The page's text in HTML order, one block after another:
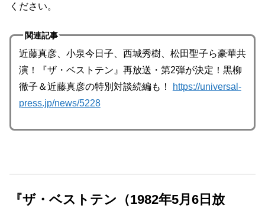
ください。
関連記事
近藤真彦、小泉今日子、西城秀樹、松田聖子ら豪華共
演！『ザ・ベストテン』再放送・第2弾が決定！黒柳
徹子＆近藤真彦の特別対談続編も！
https://universal-
press.jp/news/5228
『ザ・ベストテン（1982年5月6日放